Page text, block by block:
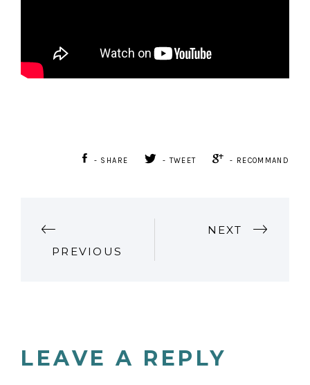
- SHARE - TWEET - RECOMMAND
P
N
PREVIOUS
NEXT
LEAVE A REPLY